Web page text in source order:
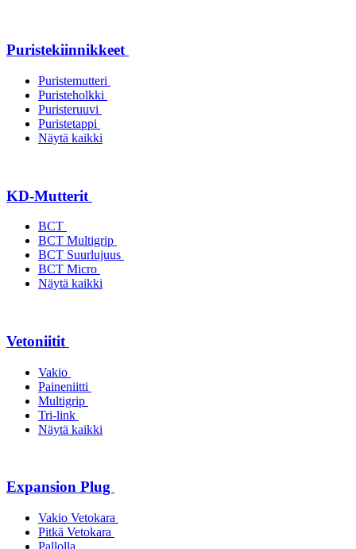
Puristekiinnikkeet
Puristemutteri
Puristeholkki
Puristeruuvi
Puristetappi
Näytä kaikki
KD-Mutterit
BCT
BCT Multigrip
BCT Suurlujuus
BCT Micro
Näytä kaikki
Vetoniitit
Vakio
Paineniitti
Multigrip
Tri-link
Näytä kaikki
Expansion Plug
Vakio Vetokara
Pitkä Vetokara
Pallolla